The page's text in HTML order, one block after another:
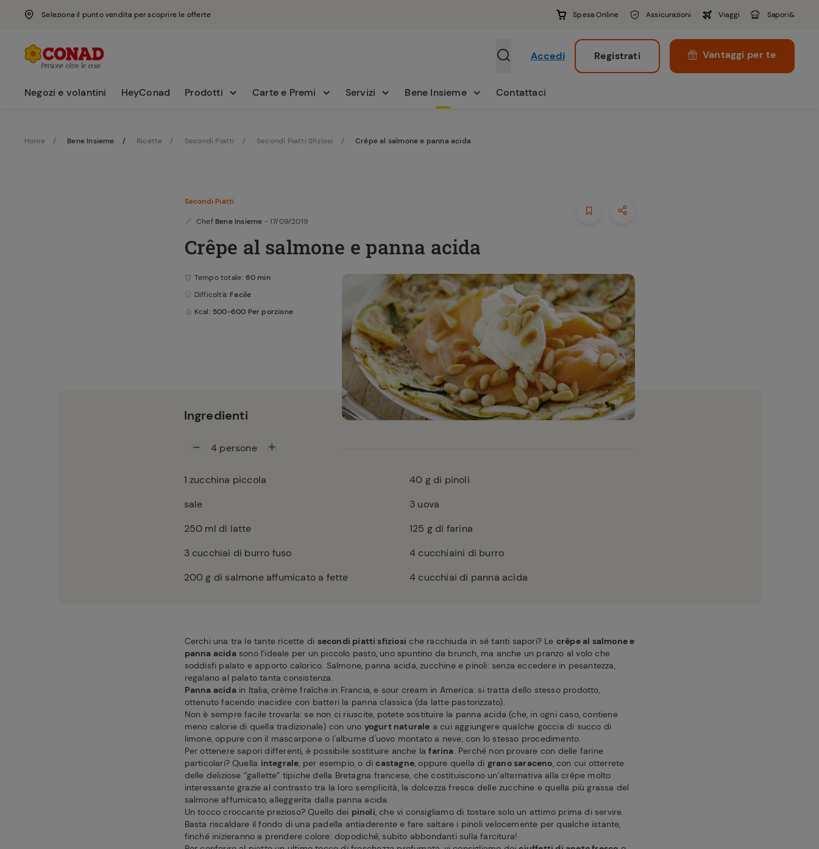
Seleziona il punto vendita per scoprire le offerte Spesa Online Assicurazioni Viaggi Sapori&
Accedi Registrati Vantaggi per te
Negozi e volantini HeyConad Prodotti Carte e Premi Servizi Bene Insieme Contattaci
Home Bene Insieme Ricette Secondi Piatti Secondi Piatti Sfiziosi Crêpe al salmone e panna acida
Secondi Piatti
Chef Bene Insieme - 17/09/2019
Crêpe al salmone e panna acida
Tempo totale: 60 min
Difficoltà: Facile
Kcal: 500-600 Per porzione
Ingredienti
4 persone
1 zucchina piccola 40 g di pinoli
sale
3 uova
250 ml di latte 125 g di farina
3cucchiai di burro fuso 4 cucchiaini di burro
200g di salmone affumicato a fette 4 cucchiai di panna acida
Cerchi una tra le tante ricette di secondi piatti sfiziosi che racchiuda in sé tanti sapori? Le crêpe al salmone e
panna acidasono l’ideale per un piccolo pasto, uno spuntino da brunch, ma anche un pranzo al volo che
soddisfi palato e apporto calorico. Salmone, panna acida, zucchine e pinoli: senza eccedere in pesantezza,
regalano al palato tanta consistenza.
Panna acidain Italia, crème fraîche in Francia, e sour cream in America: si tratta dello stesso prodotto,
ottenuto facendo inacidire con batteri la panna classica (da latte pastorizzato).
Non è sempre facile trovarla: se non ci riuscite, potete sostituire la panna acida (che, in ogni caso, contiene
meno calorie di quella tradizionale) con uno yogurt naturale a cui aggiungere qualche goccia di succo di
limone, oppure con il mascarpone o l'albume d'uovo montato a neve, con lo stesso procedimento.
Per ottenere sapori differenti, è possibile sostituire anche lafarina. Perché non provare con delle farine
particolari? Quella integrale, per esempio, o dicastagne, oppure quella di grano saraceno, con cui otterrete
delle deliziose “gallette” tipiche della Bretagna francese, che costituiscono un’alternativa alla crêpe molto
interessante grazie al contrasto tra la loro semplicità, la dolcezza fresca delle zucchine e quella più grassa del
salmone affumicato, alleggerita dalla panna acida.
Un tocco croccante prezioso? Quello dei pinoli, che vi consigliamo di tostare solo un attimo prima di servire.
Basta riscaldare il fondo di una padella antiaderente e fare saltare i pinoli velocemente per qualche istante,
finché inizieranno a prendere colore: dopodiché, subito abbondanti sulla farcitura!